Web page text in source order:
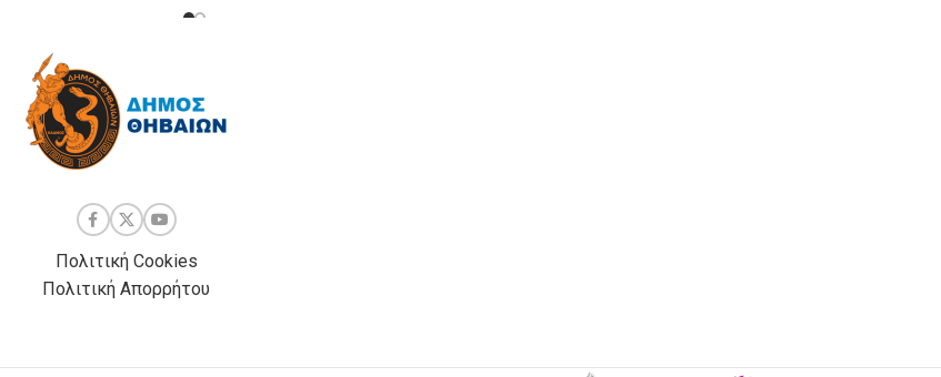
Πολιτική Cookies
Πολιτική Απορρήτου